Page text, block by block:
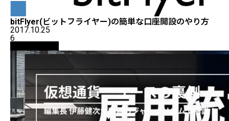
bitFlyer(ビットフライヤー)の簡単な口座開設のやり方
2017.10.25
6